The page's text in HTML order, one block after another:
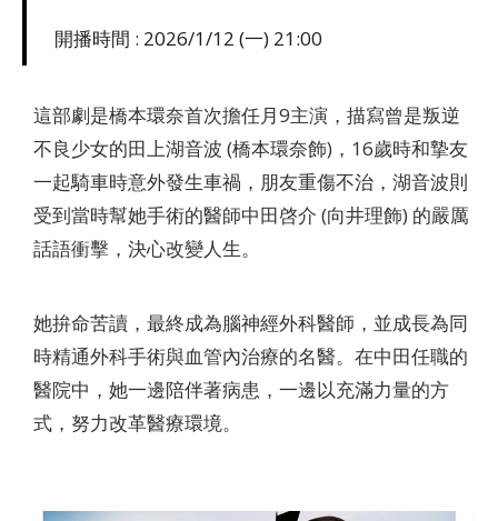
開播時間 : 2026/1/12 (一) 21:00
這部劇是橋本環奈首次擔任月9主演，描寫曾是叛逆
不良少女的田上湖音波 (橋本環奈飾)，16歲時和摯友
一起騎車時意外發生車禍，朋友重傷不治，湖音波則
受到當時幫她手術的醫師中田啓介 (向井理飾) 的嚴厲
話語衝擊，決心改變人生。
她拚命苦讀，最終成為腦神經外科醫師，並成長為同
時精通外科手術與血管內治療的名醫。在中田任職的
醫院中，她一邊陪伴著病患，一邊以充滿力量的方
式，努力改革醫療環境。